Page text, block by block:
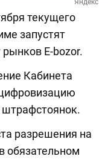
Яндекс
текущего
запустят
E-bozor.
Кабинета
разрешения на
обязательном